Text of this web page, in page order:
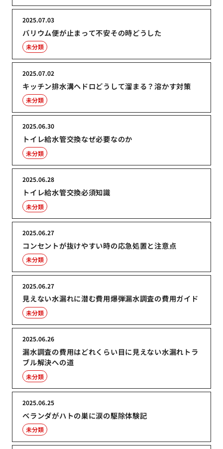
バリウム便が止まって不安その時どうした
2025.07.03
未分類
キッチン排水溝ヘドロどうして溜まる？溶かす対策
2025.07.02
未分類
トイレ給水管交換なぜ必要なのか
2025.06.30
未分類
トイレ給水管交換必須知識
2025.06.28
未分類
コンセントが抜けやすい時の応急処置と注意点
2025.06.27
未分類
見えない水漏れに潜む費用爆弾漏水調査の費用ガイド
2025.06.27
未分類
漏水調査の費用はどれくらい目に見えない水漏れトラ
ブル解決への道
2025.06.26
未分類
ベランダがハトの巣に涙の駆除体験記
2025.06.25
未分類